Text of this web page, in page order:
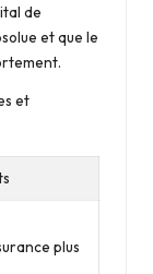
de
et que le
et
plus